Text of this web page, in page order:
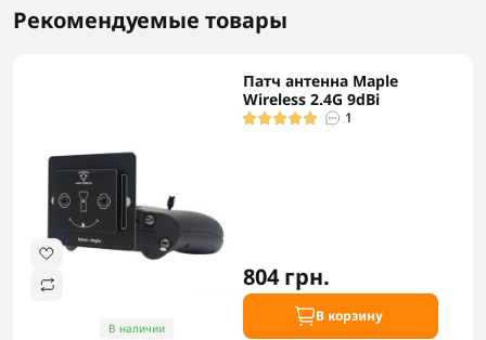
Рекомендуемые товары
В наличии
Патч антенна Maple
Wireless 2.4G 9dBi
1
804 грн.
В корзину